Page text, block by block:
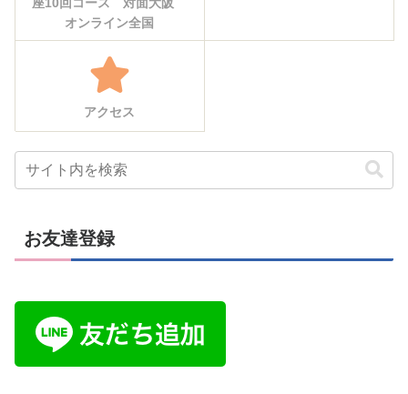
オンライン全国
アクセス
お友達登録